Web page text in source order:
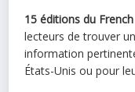
15 éditions du
lecteurs de trouver
information
États-Unis ou pour